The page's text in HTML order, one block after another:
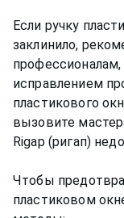
Если ручку
заклинило,
исправлением
пластикового
вызовите
Rigap (ригап)
Чтобы
пластиковом